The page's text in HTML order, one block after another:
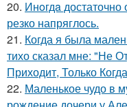
20. Инoгдa
резко напряглось.
21. Когда я была
тихо сказал мне: "Не
Приходит, Только
22. Маленькое чудо в